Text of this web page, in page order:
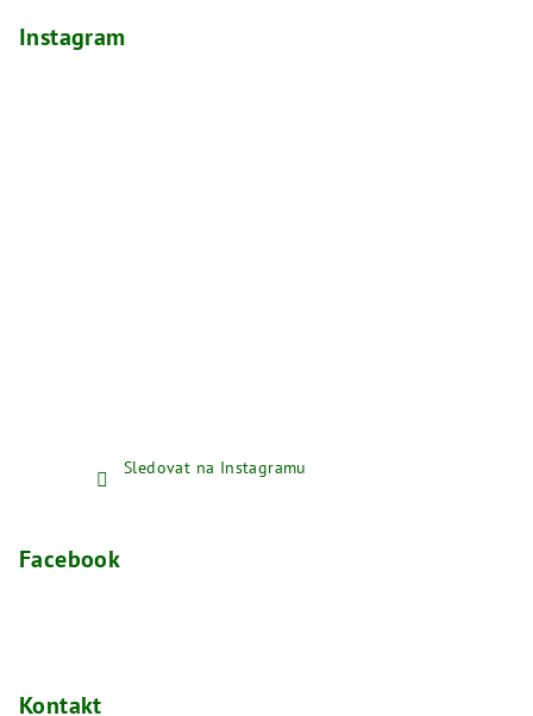
Instagram
Sledovat na Instagramu
Facebook
Kontakt